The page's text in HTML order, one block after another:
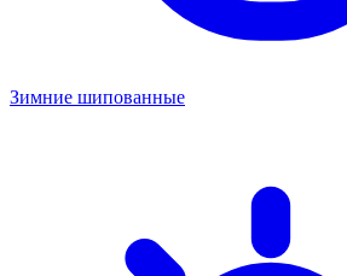
Зимние шипованные